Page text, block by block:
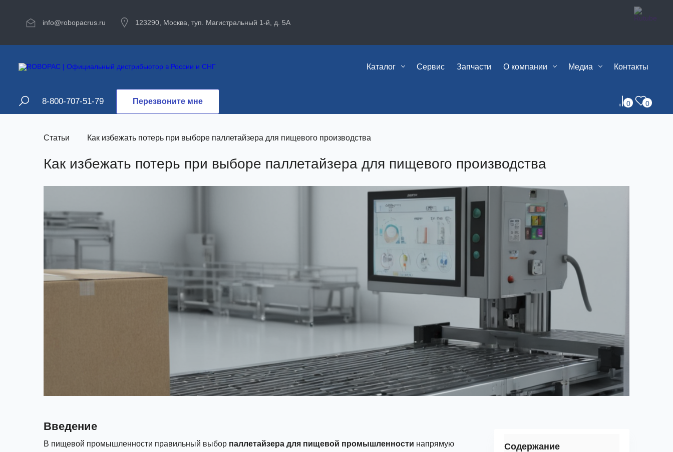
info@robopacrus.ru 123290, Москва, туп. Магистральный 1-й, д. 5А
Каталог Сервис Запчасти О компании Медиа Контакты
8-800-707-51-79 Перезвоните мне 0 0
Статьи Как избежать потерь при выборе паллетайзера для пищевого производства
Как избежать потерь при выборе паллетайзера для пищевого производства
Введение
В пищевой промышленности правильный выбор паллетайзера для пищевой промышленности напрямую
Содержание